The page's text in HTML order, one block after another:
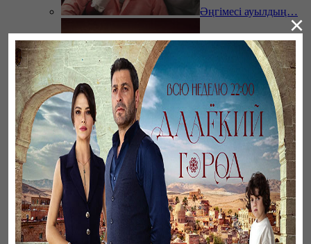
Әңгімесі ауылдың…
Ветреный
×